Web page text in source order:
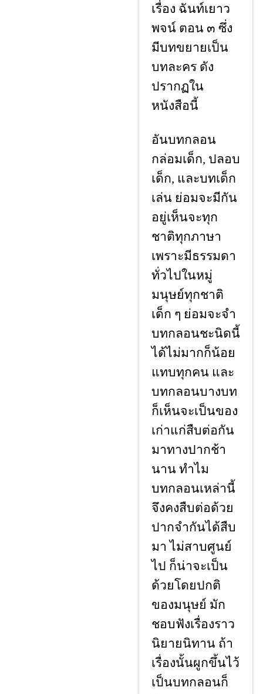
เรื่อง ฉันท์เยาว
พจน์ ตอน ๓ ซึ่ง
มีบทขยายเป็น
บทละคร ดัง
ปรากฏใน
หนังสือนี้
อันบทกลอน
กล่อมเด็ก, ปลอบ
เด็ก, และบทเด็ก
เล่น ย่อมจะมีกัน
อยู่เห็นจะทุก
ชาติทุกภาษา
เพราะมีธรรมดา
ทั่วไปในหมู่
มนุษย์ทุกชาติ
เด็ก ๆ ย่อมจะจํา
บทกลอนชะนิดนี้
ได้ไม่มากก็น้อย
แทบทุกคน และ
บทกลอนบางบท
ก็เห็นจะเป็นของ
เก่าแก่สืบต่อกัน
มาทางปากช้า
นาน ทําไม
บทกลอนเหล่านี้
จึงคงสืบต่อด้วย
ปากจํากันได้สืบ
มา ไม่สาบศูนย์
ไป ก็น่าจะเป็น
ด้วยโดยปกติ
ของมนุษย์ มัก
ชอบฟังเรื่องราว
นิยายนิทาน ถ้า
เรื่องนั้นผูกขึ้นไว้
เป็นบทกลอนก็